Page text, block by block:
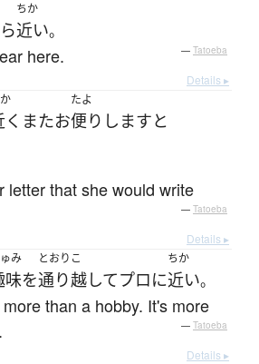
ちか
近い。
here. — Tatoeba
Details ▸
またお
たよ
便り しますと
letter that she would write
— Tatoeba
Details ▸
み
味を
とおりこ
通り越してプロに
ちか
近い。
than a hobby. It's more
— Tatoeba
Details ▸